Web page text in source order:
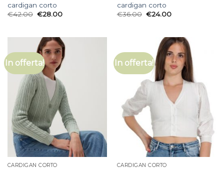
cardigan corto
€42.00 €28.00
cardigan corto
€36.00 €24.00
In offerta!
CARDIGAN CORTO
In offerta!
CARDIGAN CORTO